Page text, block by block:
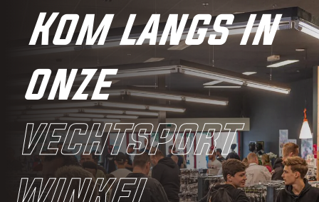
Kom langs in
onze
vechtsport